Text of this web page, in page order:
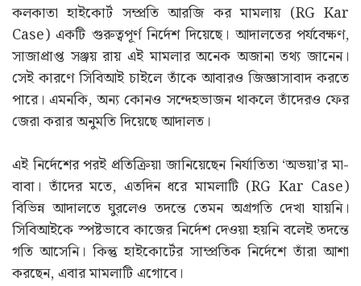
কলকাতা হাইকোর্ট সম্প্রতি আরজি কর মামলায় (RG Kar
Case) একটি গুরুত্বপূর্ণ নির্দেশ দিয়েছে। আদালতের পর্যবেক্ষণ,
সাজাপ্রাপ্ত সঞ্জয় রায় এই মামলার অনেক অজানা তথ্য জানেন।
সেই কারণে সিবিআই চাইলে তাঁকে আবারও জিজ্ঞাসাবাদ করতে
পারে। এমনকি, অন্য কোনও সন্দেহভাজন থাকলে তাঁদেরও ফের
জেরা করার অনুমতি দিয়েছে আদালত।
এই নির্দেশের পরই প্রতিক্রিয়া জানিয়েছেন নির্যাতিতা ‘অভয়া’র মা-
বাবা। তাঁদের মতে, এতদিন ধরে মামলাটি (RG Kar Case)
বিভিন্ন আদালতে ঘুরলেও তদন্তে তেমন অগ্রগতি দেখা যায়নি।
সিবিআইকে স্পষ্টভাবে কাজের নির্দেশ দেওয়া হয়নি বলেই তদন্তে
গতি আসেনি। কিন্তু হাইকোর্টের সাম্প্রতিক নির্দেশে তাঁরা আশা
করছেন, এবার মামলাটি এগোবে।